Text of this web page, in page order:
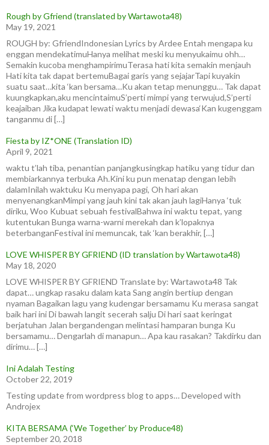
Rough by Gfriend (translated by Wartawota48)
May 19, 2021
ROUGH by: GfriendIndonesian Lyrics by Ardee Entah mengapa ku
enggan mendekatimuHanya melihat meski ku menyukaimu ohh…
Semakin kucoba menghampirimuTerasa hati kita semakin menjauh
Hati kita tak dapat bertemuBagai garis yang sejajarTapi kuyakin
suatu saat…kita ‘kan bersama…Ku akan tetap menunggu… Tak dapat
kuungkapkan,aku mencintaimuS’perti mimpi yang terwujud,S’perti
keajaiban Jika kudapat lewati waktu menjadi dewasa‘Kan kugenggam
tanganmu di […]
Fiesta by IZ*ONE (Translation ID)
April 9, 2021
waktu t’lah tiba, penantian panjangkusingkap hatiku yang tidur dan
membiarkannya terbuka Ah.Kini ku pun menatap dengan lebih
dalamInilah waktuku Ku menyapa pagi, Oh hari akan
menyenangkanMimpi yang jauh kini tak akan jauh lagiHanya ‘tuk
diriku, Woo Kubuat sebuah festivalBahwa ini waktu tepat, yang
kutentukan Bunga warna-warni merekah dan k’lopaknya
beterbanganFestival ini memuncak, tak ‘kan berakhir, […]
LOVE WHISPER BY GFRIEND (ID translation by Wartawota48)
May 18, 2020
LOVE WHISPER BY GFRIEND Translate by: Wartawota48 Tak
dapat… ungkap rasaku dalam kata Sang angin bertiup dengan
nyaman Bagaikan lagu yang kudengar bersamamu Ku merasa sangat
baik hari ini Di bawah langit secerah salju Di hari saat keringat
berjatuhan Jalan bergandengan melintasi hamparan bunga Ku
bersamamu… Dengarlah di manapun… Apa kau rasakan? Takdirku dan
dirimu… […]
Ini Adalah Testing
October 22, 2019
Testing update from wordpress blog to apps… Developed with
Androjex
KITA BERSAMA (‘We Together’ by Produce48)
September 20, 2018